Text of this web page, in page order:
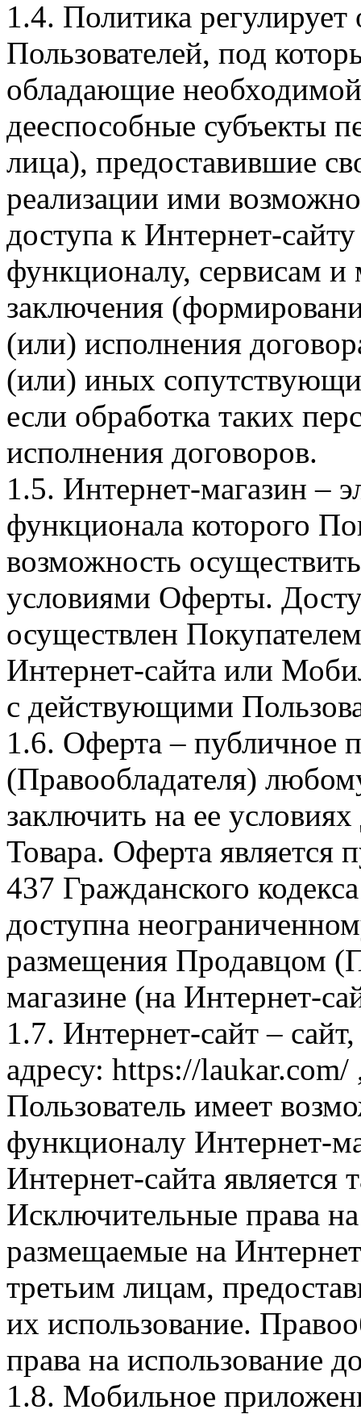
1.4. Политика
Пользователей, под
обладающие
дееспособные субъекты
лица), предоставившие
реализации ими
доступа к Интернет-
функционалу, сервисам и
заключения
(или) исполнения
(или) иных
если обработка таких
исполнения договоров.
1.5. Интернет-магазин –
функционала которого
возможность
условиями Оферты.
осуществлен
Интернет-сайта или
с действующими
1.6. Оферта – публичное
(Правообладателя)
заключить на ее
Товара. Оферта является
437 Гражданского
доступна
размещения Продавцом
магазине (на Интернет-
1.7. Интернет-сайт –
адресу: https://laukar.com/
Пользователь имеет
функционалу Интернет-
Интернет-сайта
Исключительные права
размещаемые на
третьим лицам,
их использование.
права на использование
1.8. Мобильное